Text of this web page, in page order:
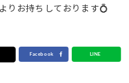
りお持ちしております💍